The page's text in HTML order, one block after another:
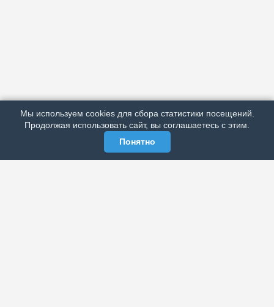
РЕКЛАМА У НАС
МЫ В СОЦСЕТЯХ
Мы используем cookies для сбора статистики посещений.
Продолжая использовать сайт, вы соглашаетесь с этим.
Понятно